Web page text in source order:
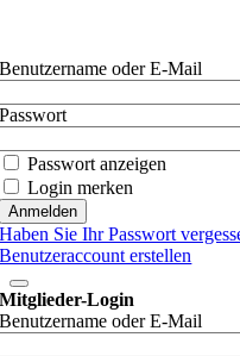
Benutzername oder E-Mail
Passwort
Passwort anzeigen
Login merken
Haben Sie Ihr Passwort
Benutzeraccount erstellen
Mitglieder-Login
Benutzername oder E-Mail